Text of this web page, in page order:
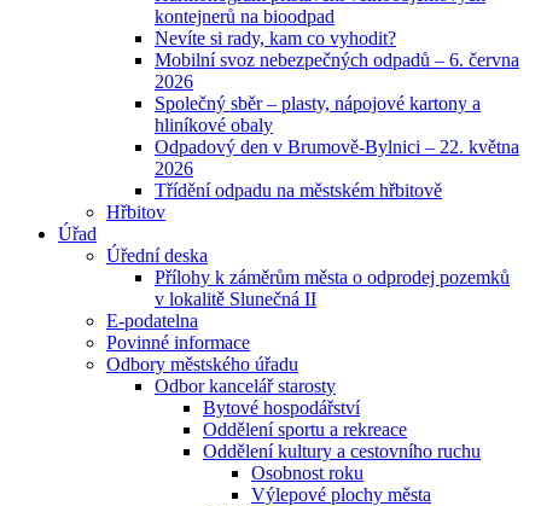
kontejnerů na bioodpad
Nevíte si rady, kam co vyhodit?
Mobilní svoz nebezpečných odpadů – 6. června
2026
Společný sběr – plasty, nápojové kartony a
hliníkové obaly
Odpadový den v Brumově-Bylnici – 22. května
2026
Třídění odpadu na městském hřbitově
Hřbitov
Úřad
Úřední deska
Přílohy k záměrům města o odprodej pozemků
v lokalitě Slunečná II
E-podatelna
Povinné informace
Odbory městského úřadu
Odbor kancelář starosty
Bytové hospodářství
Oddělení sportu a rekreace
Oddělení kultury a cestovního ruchu
Osobnost roku
Výlepové plochy města